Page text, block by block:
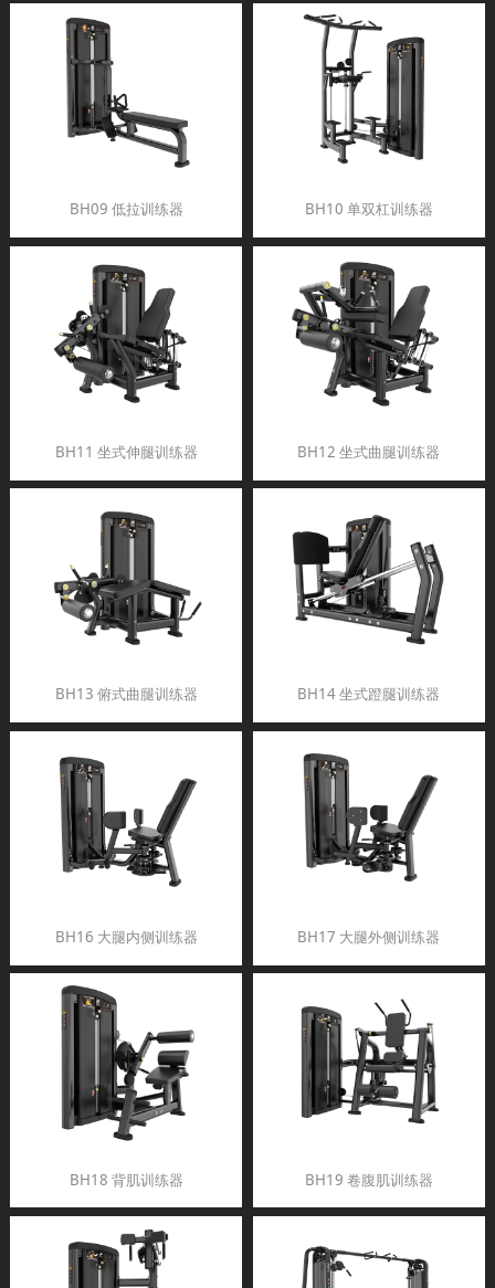
BH09 低拉训练器 BH10 单双杠训练器
BH11 坐式伸腿训练器 BH12 坐式曲腿训练器
BH13 俯式曲腿训练器 BH14 坐式蹬腿训练器
BH16 大腿内侧训练器 BH17 大腿外侧训练器
BH18 背肌训练器 BH19 卷腹肌训练器